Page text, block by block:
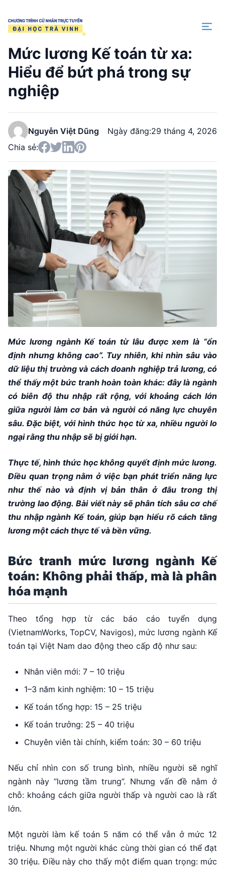
Trang chủ
Mức lương Kế toán từ xa:
Hiểu để bứt phá trong sự
nghiệp
Nguyễn Việt Dũng Ngày đăng:29 tháng 4, 2026
Chia sẻ:
Mức lương ngành Kế toán từ lâu được xem là “ổn
định nhưng không cao”. Tuy nhiên, khi nhìn sâu vào
dữ liệu thị trường và cách doanh nghiệp trả lương, có
thể thấy một bức tranh hoàn toàn khác: đây là ngành
có biên độ thu nhập rất rộng, với khoảng cách lớn
giữa người làm cơ bản và người có năng lực chuyên
sâu. Đặc biệt, với hình thức học từ xa, nhiều người lo
ngại rằng thu nhập sẽ bị giới hạn.
Thực tế, hình thức học không quyết định mức lương.
Điều quan trọng nằm ở việc bạn phát triển năng lực
như thế nào và định vị bản thân ở đâu trong thị
trường lao động. Bài viết này sẽ phân tích sâu cơ chế
thu nhập ngành Kế toán, giúp bạn hiểu rõ cách tăng
lương một cách thực tế và bền vững.
Bức tranh mức lương ngành Kế
toán: Không phải thấp, mà là phân
hóa mạnh
Theo tổng hợp từ các báo cáo tuyển dụng
(VietnamWorks, TopCV, Navigos), mức lương ngành Kế
toán tại Việt Nam dao động theo cấp độ như sau:
Nhân viên mới: 7 – 10 triệu
1–3 năm kinh nghiệm: 10 – 15 triệu
Kế toán tổng hợp: 15 – 25 triệu
Kế toán trưởng: 25 – 40 triệu
Chuyên viên tài chính, kiểm toán: 30 – 60 triệu
Nếu chỉ nhìn con số trung bình, nhiều người sẽ nghĩ
ngành này “lương tầm trung”. Nhưng vấn đề nằm ở
chỗ: khoảng cách giữa người thấp và người cao là rất
lớn.
Một người làm kế toán 5 năm có thể vẫn ở mức 12
triệu. Nhưng một người khác cùng thời gian có thể đạt
30 triệu. Điều này cho thấy một điểm quan trọng: mức